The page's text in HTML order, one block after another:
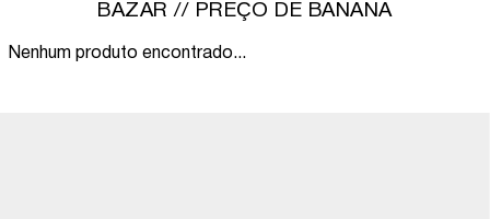
BAZAR // PREÇO DE BANANA
Nenhum produto encontrado...